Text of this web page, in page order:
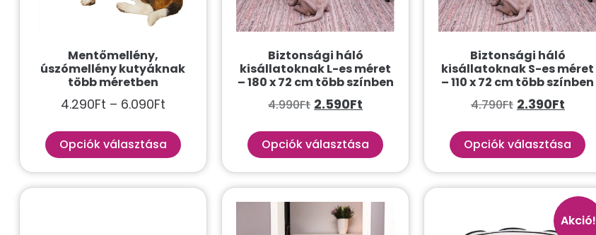
Mentőmellény,
úszómellény kutyáknak
több méretben
4.290Ft – 6.090Ft
Opciók választása
Biztonsági háló
kisállatoknak L-es méret
– 180 x 72 cm több színben
4.990Ft 2.590Ft
Opciók választása
Biztonsági háló
kisállatoknak S-es méret
– 110 x 72 cm több színben
4.790Ft 2.390Ft
Opciók választása
Akció!